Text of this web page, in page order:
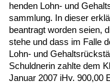
hen­den Lohn- und
samm­lung. In die­ser
be­an­tragt wor­den sei­en,
ste­he und dass im Fal­le
Lohn- und
Schuld­ne­rin zahl­te dem
Ja­nu­ar 2007 iHv. 900,00